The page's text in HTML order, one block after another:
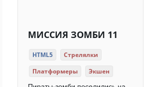
МИССИЯ ЗОМБИ 11
HTML5
Стрелялки
Платформеры
Экшен